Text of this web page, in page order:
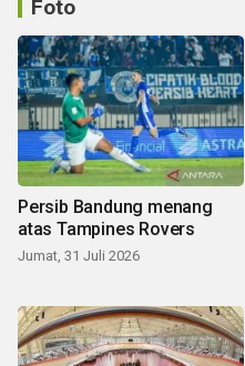
Foto
Persib Bandung menang
atas Tampines Rovers
Jumat, 31 Juli 2026